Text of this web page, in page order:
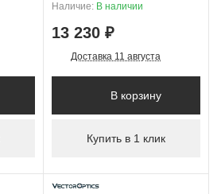
Наличие: В наличии
13 230 ₽
Доставка 11 августа
В корзину
Купить в 1 клик